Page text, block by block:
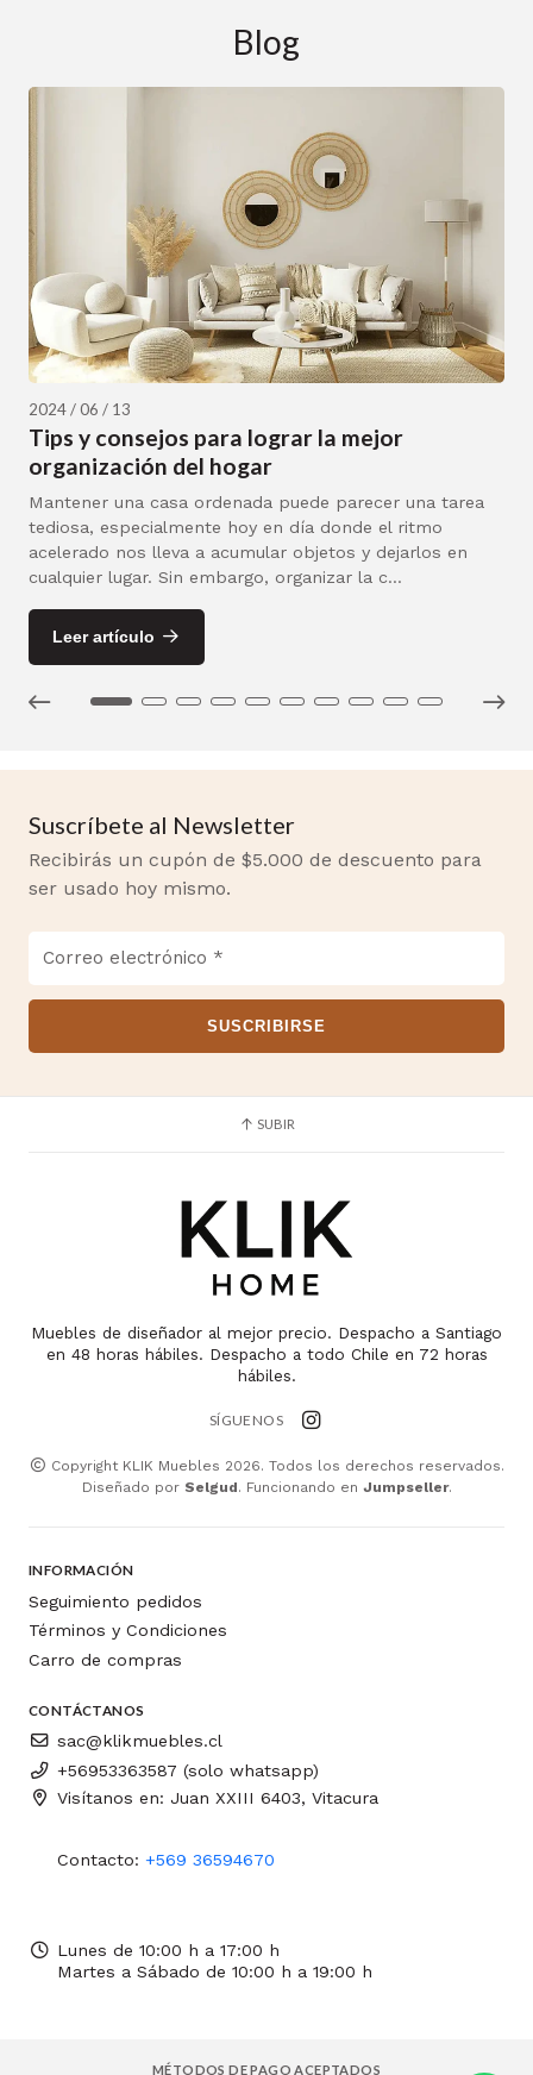
Blog
2024 / 06 / 13
Tips y consejos para lograr la mejor
organización del hogar
Mantener una casa ordenada puede parecer una tarea
tediosa, especialmente hoy en día donde el ritmo
acelerado nos lleva a acumular objetos y dejarlos en
cualquier lugar. Sin embargo, organizar la c...
Leer artículo
Suscríbete al Newsletter
Recibirás un cupón de $5.000 de descuento para
ser usado hoy mismo.
SUBIR
Muebles de diseñador al mejor precio. Despacho a Santiago
en 48 horas hábiles. Despacho a todo Chile en 72 horas
hábiles.
SÍGUENOS
Copyright KLIK Muebles 2026. Todos los derechos reservados.
Diseñado por Selgud. Funcionando en Jumpseller.
INFORMACIÓN
Seguimiento pedidos
Términos y Condiciones
Carro de compras
CONTÁCTANOS
sac@klikmuebles.cl
+56953363587 (solo whatsapp)
Visítanos en: Juan XXIII 6403, Vitacura
Contacto: +569 36594670
Lunes de 10:00 h a 17:00 h
Martes a Sábado de 10:00 h a 19:00 h
MÉTODOS DE PAGO ACEPTADOS